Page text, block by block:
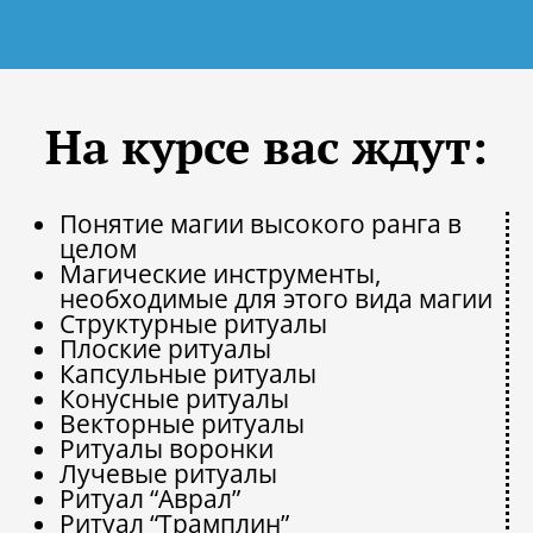
На курсе вас ждут:
Понятие магии высокого ранга в
целом
Магические инструменты,
необходимые для этого вида магии
Структурные ритуалы
Плоские ритуалы
Капсульные ритуалы
Конусные ритуалы
Векторные ритуалы
Ритуалы воронки
Лучевые ритуалы
Ритуал “Аврал”
Ритуал “Трамплин”